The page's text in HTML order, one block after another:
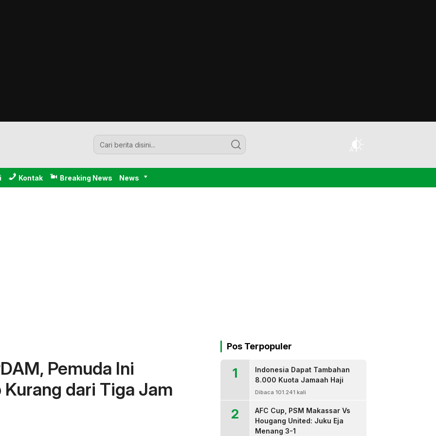
Kontak Breaking News News
Pemuda Ini
dari Tiga Jam
Pos Terpopuler
1
Indonesia Dapat Tambahan
8.000 Kuota Jamaah Haji
Dibaca 101.241 kali
2
AFC Cup, PSM Makassar Vs
Hougang United: Juku Eja
Menang 3-1